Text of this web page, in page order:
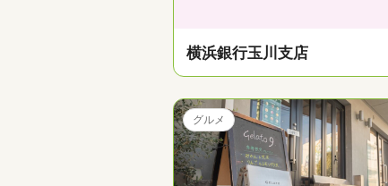
横浜銀行玉川支店
グルメ